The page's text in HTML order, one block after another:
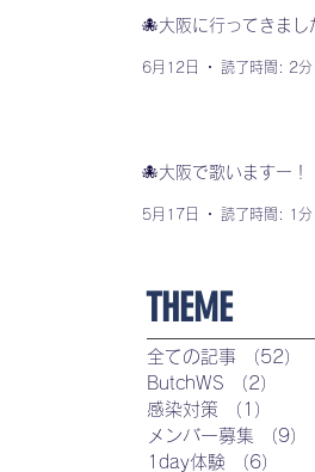
🐙大阪に行ってきまし
6月12日 読了時間: 2分
🐙大阪で歌いますー！
5月17日 読了時間: 1分
​THEME
全ての記事 （52）
ButchWS
（2）
感染対策
（1）
メンバー募集
（9）
1day体験
（6）